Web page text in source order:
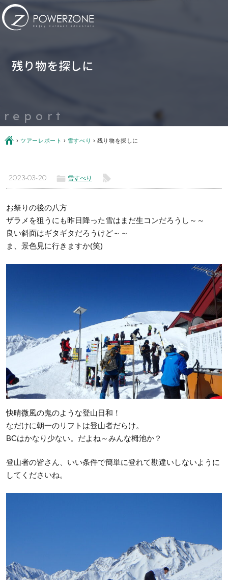
report
残り物を探しに
Ç ›ツアーレポート › 雪すべり › 残り物を探しに
2023-03-20 ë 雪すべり l
お祭りの後の八方
ザラメを狙うにも昨日降った雪はまだ生コンだろうし～～
良い斜面はギタギタだろうけど～～
ま、景色見に行きますか(笑)
快晴微風の鬼のような登山日和！
なだけに朝一のリフトは登山者だらけ。
BCはかなり少ない。だよね～みんな栂池か？
登山者の皆さん、いい条件で簡単に登れて勘違いしないように
してくださいね。